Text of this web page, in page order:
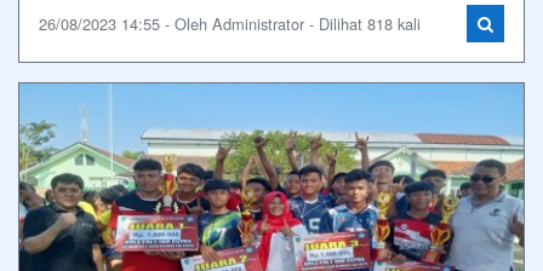
26/08/2023 14:55 - Oleh Administrator - Dilihat 818 kali